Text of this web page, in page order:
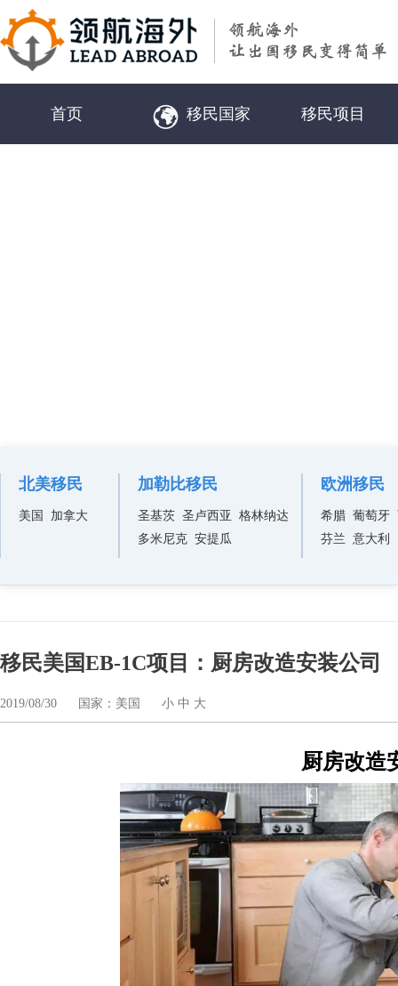
首页 移民国家 移民项目
北美移民
美国 加拿大
加勒比移民
圣基茨 圣卢西亚
格林纳达
多米尼克 安提瓜
欧洲移民
希腊 葡萄牙
芬兰 意大利
移民美国EB-1C项目：厨房改造安装公司
2019/08/30 国家：美国 小 中 大
厨房改造